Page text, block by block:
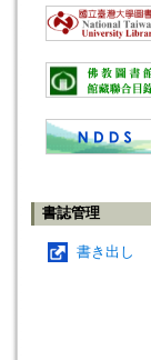
書誌管理
書き出し